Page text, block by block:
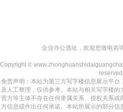
企业办公选址，欢迎您致电咨
Copyright ©
免责声明：本站为第三方写字楼信息展示平
及人工整理，仅供参考。本站与相关写字楼
营方等主体不存在任何隶属关系、授权关系
方信息或作出任何承诺。本站所展示的部分